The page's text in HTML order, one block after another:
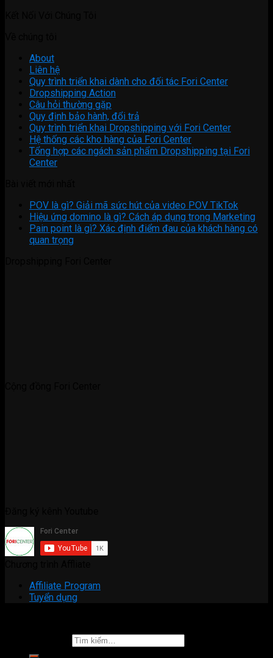
About
Liên hệ
Quy trình triển khai dành cho đối tác Fori Center
Dropshipping Action
Câu hỏi thường gặp
Quy định bảo hành, đổi trả
Quy trình triển khai Dropshipping với Fori Center
Hệ thống các kho hàng của Fori Center
Tổng hợp các ngách sản phẩm Dropshipping tại Fori
Center
POV là gì? Giải mã sức hút của video POV TikTok
Hiệu ứng domino là gì? Cách áp dụng trong Marketing
Pain point là gì? Xác định điểm đau của khách hàng có
quan trọng
Affiliate Program
Tuyển dụng